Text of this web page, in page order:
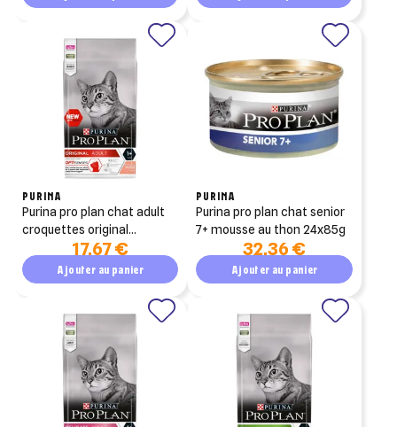
PURINA
purina pro plan chat adult
croquettes original
optisenses saumon 1.5kg
17,67 €
Ajouter au panier
PURINA
purina pro plan chat senior
7+ mousse au thon 24x85g
32,36 €
Ajouter au panier